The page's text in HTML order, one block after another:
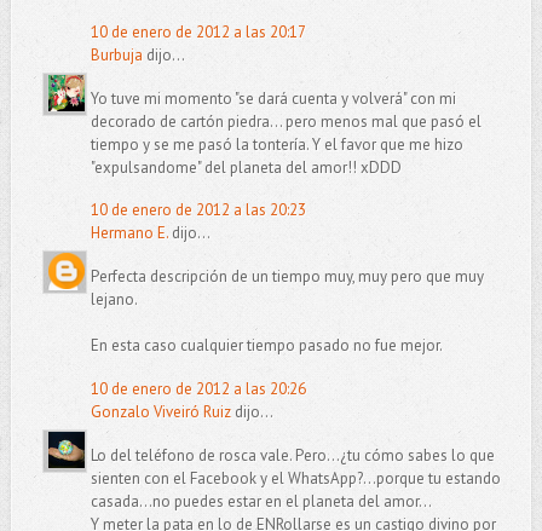
10 de enero de 2012 a las 20:17
Burbuja dijo...
Yo tuve mi momento "se dará cuenta y volverá" con mi
decorado de cartón piedra... pero menos mal que pasó el
tiempo y se me pasó la tontería. Y el favor que me hizo
"expulsandome" del planeta del amor!! xDDD
10 de enero de 2012 a las 20:23
Hermano E.dijo...
Perfecta descripción de un tiempo muy, muy pero que muy
lejano.
En esta caso cualquier tiempo pasado no fue mejor.
10 de enero de 2012 a las 20:26
Gonzalo Viveiró Ruizdijo...
Lo del teléfono de rosca vale. Pero...¿tu cómo sabes lo que
sienten con el Facebook y el WhatsApp?...porque tu estando
casada...no puedes estar en el planeta del amor...
Y meter la pata en lo de ENRollarse es un castigo divino por